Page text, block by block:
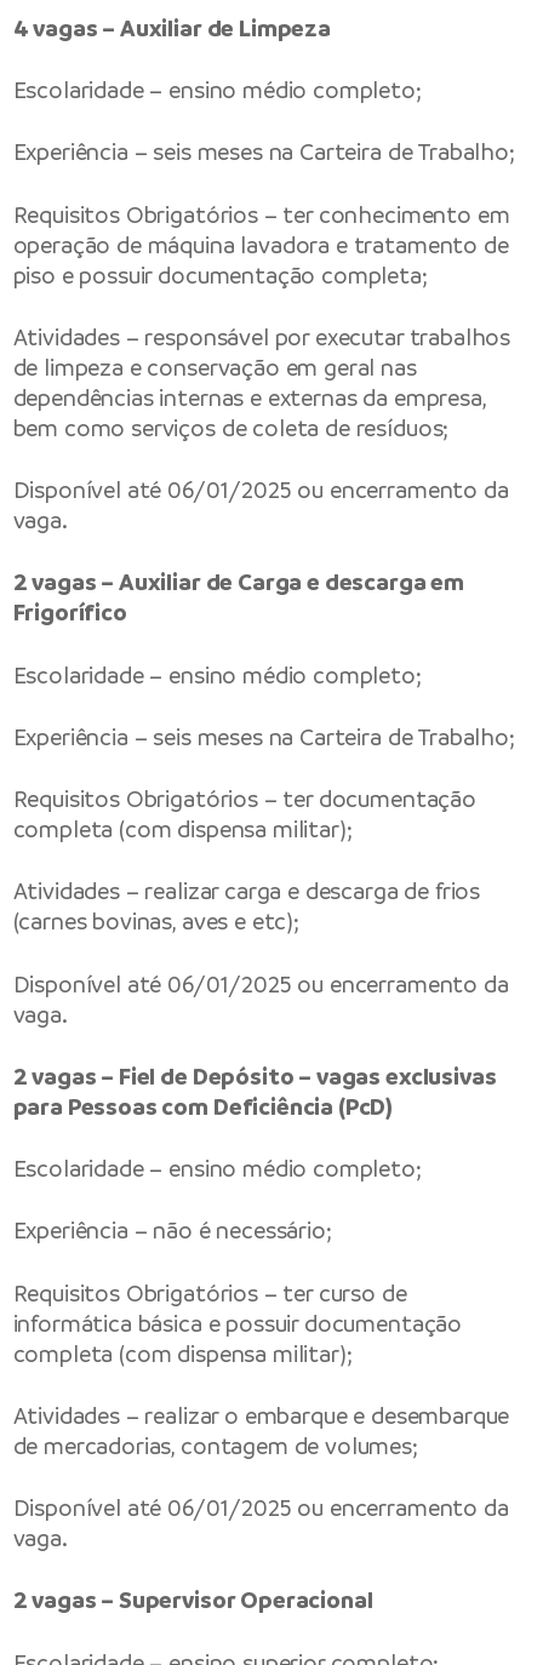
4 vagas – Auxiliar de Limpeza
Escolaridade – ensino médio completo;
Experiência – seis meses na Carteira de Trabalho;
Requisitos Obrigatórios – ter conhecimento em
operação de máquina lavadora e tratamento de
piso e possuir documentação completa;
Atividades – responsável por executar trabalhos
de limpeza e conservação em geral nas
dependências internas e externas da empresa,
bem como serviços de coleta de resíduos;
Disponível até 06/01/2025 ou encerramento da
vaga.
2 vagas – Auxiliar de Carga e descarga em
Frigorífico
Escolaridade – ensino médio completo;
Experiência – seis meses na Carteira de Trabalho;
Requisitos Obrigatórios – ter documentação
completa (com dispensa militar);
Atividades – realizar carga e descarga de frios
(carnes bovinas, aves e etc);
Disponível até 06/01/2025 ou encerramento da
vaga.
2 vagas – Fiel de Depósito – vagas exclusivas
para Pessoas com Deficiência (PcD)
Escolaridade – ensino médio completo;
Experiência – não é necessário;
Requisitos Obrigatórios – ter curso de
informática básica e possuir documentação
completa (com dispensa militar);
Atividades – realizar o embarque e desembarque
de mercadorias, contagem de volumes;
Disponível até 06/01/2025 ou encerramento da
vaga.
2 vagas – Supervisor Operacional